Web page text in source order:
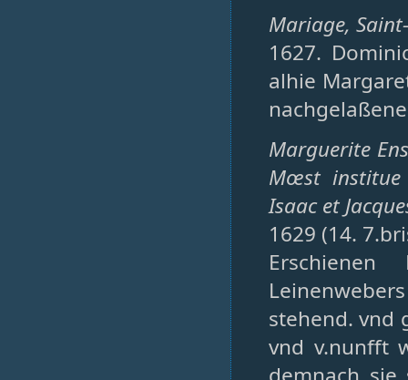
Mariage,
1627.
alhie
Marguerite
Mœst institue
Isaac et
1629 (14.
stehend. vnd
vnd v.nunfft